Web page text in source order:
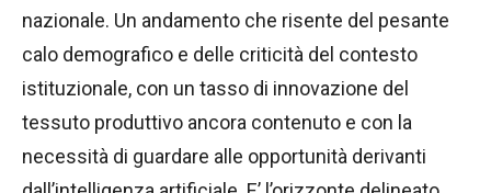
nazionale. Un andamento che risente del pesante
calo demografico e delle criticità del contesto
istituzionale, con un tasso di innovazione del
tessuto produttivo ancora contenuto e con la
necessità di guardare alle opportunità derivanti